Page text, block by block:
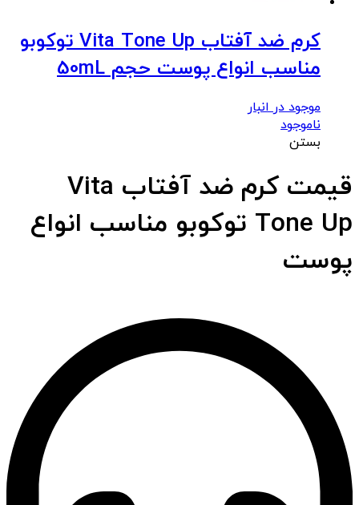
کرم ضد آفتاب Vita Tone Up توکوبو
مناسب انواع پوست حجم 50mL
موجود در انبار
ناموجود
بستن
قیمت کرم ضد آفتاب Vita
Tone Up توکوبو مناسب انواع
پوست